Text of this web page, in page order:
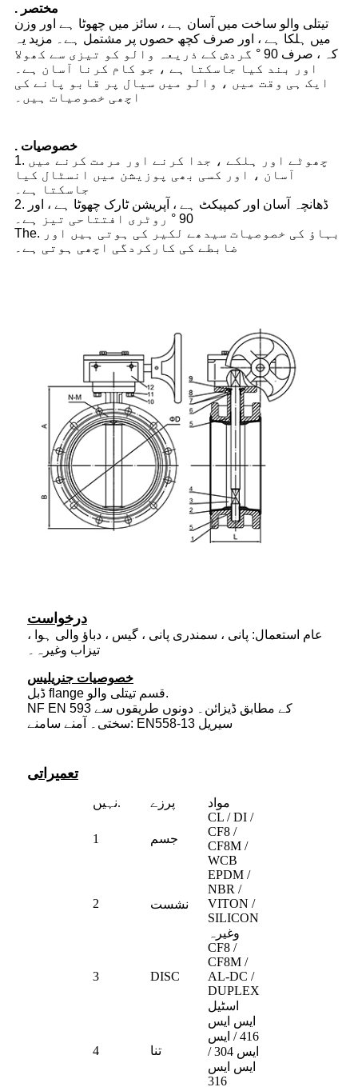
. مختصر
تیتلی والو ساخت میں آسان ہے ، سائز میں چھوٹا ہے اور وزن
میں ہلکا ہے ، اور صرف کچھ حصوں پر مشتمل ہے۔ مزید یہ
کہ ، صرف 90 ° گردش کے ذریعہ والو کو تیزی سے کھولا
اور بند کیا جاسکتا ہے ، جو کام کرنا آسان ہے۔
ایک ہی وقت میں ، والو میں سیال پر قابو پانے کی
اچھی خصوصیات ہیں۔
. خصوصیات
1. چھوٹے اور ہلکے ، جدا کرنے اور مرمت کرنے میں
آسان ، اور کسی بھی پوزیشن میں انسٹال کیا
جاسکتا ہے۔
2. ڈھانچہ آسان اور کمپیکٹ ہے ، آپریشن ٹارک چھوٹا ہے ، اور
90 ° روٹری افتتاحی تیز ہے۔
The. بہاؤ کی خصوصیات سیدھے لکیر کی ہوتی ہیں اور
ضابطے کی کارکردگی اچھی ہوتی ہے۔
درخواست
عام استعمال: پانی ، سمندری پانی ، گیس ، دباؤ والی ہوا ،
تیزاب وغیرہ۔
خصوصیات جنریلیس
ڈبل flange قسم تیتلی والو.
NF EN 593 کے مطابق ڈیزائن۔ دونوں طریقوں سے
سختی۔ آمنے سامنے: EN558-13 سیریل
تعمیراتی
نہیں. پرزے مواد
1 جسم
CL / DI /
CF8 /
CF8M /
WCB
2 نشست
EPDM /
NBR /
VITON /
SILICON
وغیرہ
3 DISC
CF8 /
CF8M /
AL-DC /
DUPLEX
اسٹیل
4 تنا
ایس ایس
416 / ایس
ایس 304 /
ایس ایس
316